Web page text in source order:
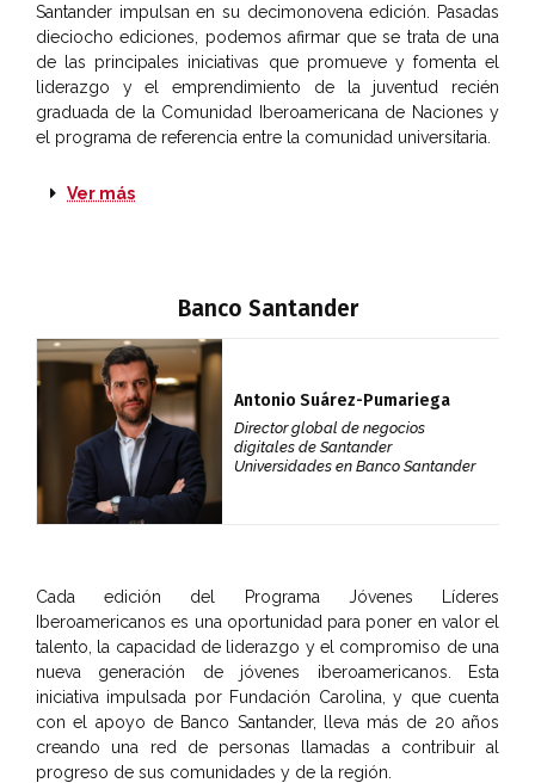
Santander impulsan en su decimonovena edición. Pasadas
dieciocho ediciones, podemos afirmar que se trata de una
de las principales iniciativas que promueve y fomenta el
liderazgo y el emprendimiento de la juventud recién
graduada de la Comunidad Iberoamericana de Naciones y
el programa de referencia entre la comunidad universitaria.
Ver más
Banco Santander
Antonio Suárez-Pumariega
Director global de negocios
digitales de Santander
Universidades en Banco Santander
Cada edición del Programa Jóvenes Líderes
Iberoamericanos es una oportunidad para poner en valor el
talento, la capacidad de liderazgo y el compromiso de una
nueva generación de jóvenes iberoamericanos. Esta
iniciativa impulsada por Fundación Carolina, y que cuenta
con el apoyo de Banco Santander, lleva más de 20 años
creando una red de personas llamadas a contribuir al
progreso de sus comunidades y de la región.